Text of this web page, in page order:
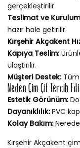
gerçekleştirilir.
Teslimat ve
hazır hale getirilir.
Kırşehir Akçakent
Kapıya Teslim:
ulaştırılır.
Müşteri Destek:Tüm
Neden Çim Çit Tercih
Estetik Görünüm:
Dayanıklılık:PVC
Kolay Bakım:
Kırşehir Akçakent